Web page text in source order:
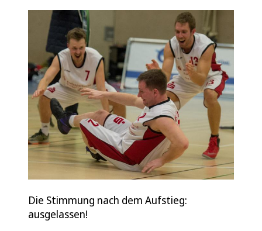
Die Stimmung nach dem Aufstieg:
ausgelassen!